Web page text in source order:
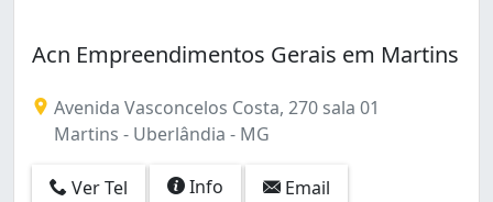
Acn Empreendimentos Gerais em Martins
Avenida Vasconcelos Costa, 270 sala 01
Martins - Uberlândia - MG
Ver Tel Info Email